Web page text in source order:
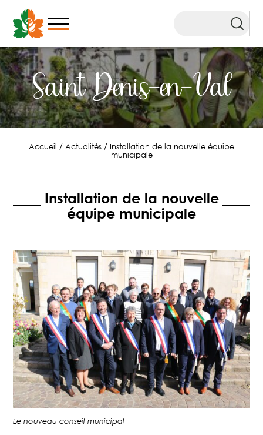
contenu
Saint Denis-en-Val
Accueil / Actualités / Installation de la nouvelle équipe
municipale
Installation de la nouvelle
équipe municipale
Le nouveau conseil municipal